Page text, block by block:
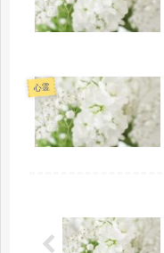
心霊